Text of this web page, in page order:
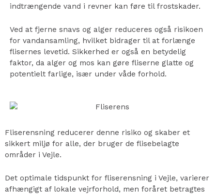
indtrængende vand i revner kan føre til frostskader.
Ved at fjerne snavs og alger reduceres også risikoen
for vandansamling, hvilket bidrager til at forlænge
flisernes levetid. Sikkerhed er også en betydelig
faktor, da alger og mos kan gøre fliserne glatte og
potentielt farlige, især under våde forhold.
Fliserensning reducerer denne risiko og skaber et
sikkert miljø for alle, der bruger de flisebelagte
områder i Vejle.
Det optimale tidspunkt for fliserensning i Vejle, varierer
afhængigt af lokale vejrforhold, men foråret betragtes